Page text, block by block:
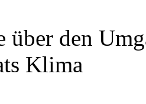
über den
Klima